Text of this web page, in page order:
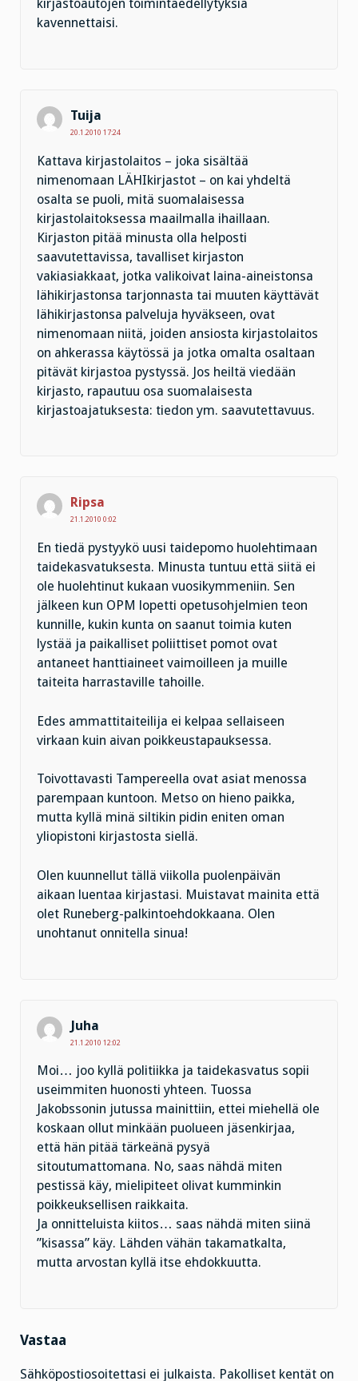
kirjastoautojen toimintaedellytyksiä
kavennettaisi.
Tuija
20.1.2010 17:24
Kattava kirjastolaitos – joka sisältää
nimenomaan LÄHIkirjastot – on kai yhdeltä
osalta se puoli, mitä suomalaisessa
kirjastolaitoksessa maailmalla ihaillaan.
Kirjaston pitää minusta olla helposti
saavutettavissa, tavalliset kirjaston
vakiasiakkaat, jotka valikoivat laina-aineistonsa
lähikirjastonsa tarjonnasta tai muuten käyttävät
lähikirjastonsa palveluja hyväkseen, ovat
nimenomaan niitä, joiden ansiosta kirjastolaitos
on ahkerassa käytössä ja jotka omalta osaltaan
pitävät kirjastoa pystyssä. Jos heiltä viedään
kirjasto, rapautuu osa suomalaisesta
kirjastoajatuksesta: tiedon ym. saavutettavuus.
Ripsa
21.1.2010 0:02
En tiedä pystyykö uusi taidepomo huolehtimaan
taidekasvatuksesta. Minusta tuntuu että siitä ei
ole huolehtinut kukaan vuosikymmeniin. Sen
jälkeen kun OPM lopetti opetusohjelmien teon
kunnille, kukin kunta on saanut toimia kuten
lystää ja paikalliset poliittiset pomot ovat
antaneet hanttiaineet vaimoilleen ja muille
taiteita harrastaville tahoille.
Edes ammattitaiteilija ei kelpaa sellaiseen
virkaan kuin aivan poikkeustapauksessa.
Toivottavasti Tampereella ovat asiat menossa
parempaan kuntoon. Metso on hieno paikka,
mutta kyllä minä siltikin pidin eniten oman
yliopistoni kirjastosta siellä.
Olen kuunnellut tällä viikolla puolenpäivän
aikaan luentaa kirjastasi. Muistavat mainita että
olet Runeberg-palkintoehdokkaana. Olen
unohtanut onnitella sinua!
Juha
21.1.2010 12:02
Moi… joo kyllä politiikka ja taidekasvatus sopii
useimmiten huonosti yhteen. Tuossa
Jakobssonin jutussa mainittiin, ettei miehellä ole
koskaan ollut minkään puolueen jäsenkirjaa,
että hän pitää tärkeänä pysyä
sitoutumattomana. No, saas nähdä miten
pestissä käy, mielipiteet olivat kumminkin
poikkeuksellisen raikkaita.
Ja onnitteluista kiitos… saas nähdä miten siinä
”kisassa” käy. Lähden vähän takamatkalta,
mutta arvostan kyllä itse ehdokkuutta.
Vastaa
Sähköpostiosoitettasi ei julkaista. Pakolliset kentät on